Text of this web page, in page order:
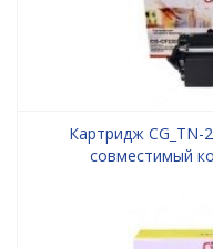
Картридж CG_TN-
совместимый